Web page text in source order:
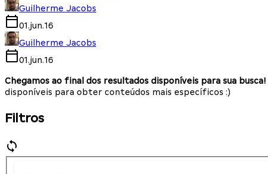
Guilherme Jacobs
01.jun.16
Guilherme Jacobs
01.jun.16
Chegamos ao final dos resultados disponíveis para sua busca!
disponíveis para obter conteúdos mais específicos :)
Filtros